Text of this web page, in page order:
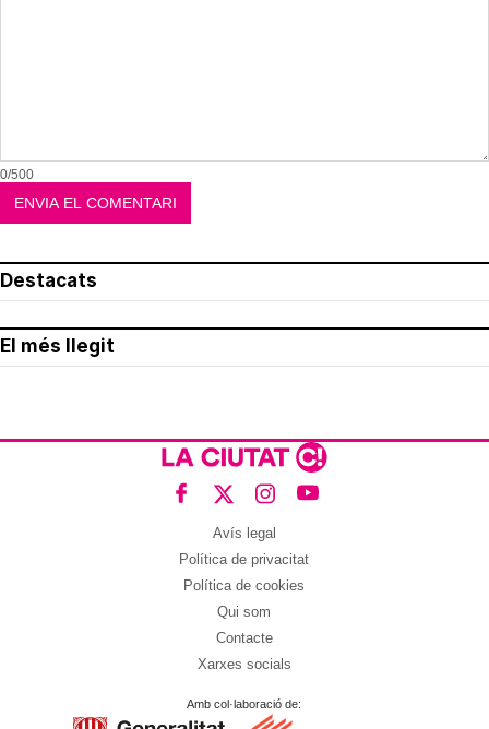
0/500
Destacats
El més llegit
Avís legal
Política de privacitat
Política de cookies
Qui som
Contacte
Xarxes socials
Amb col·laboració de: